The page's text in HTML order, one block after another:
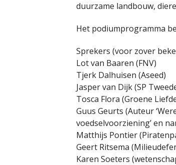
duurzame landbouw,
Het podiumprogramma
Sprekers (voor zover
Lot van Baaren (FNV)
Tjerk Dalhuisen (Aseed)
Jasper van Dijk (SP
Tosca Flora (Groene
Guus Geurts (Auteur
voedselvoorziening’ en
Matthijs Pontier
Geert Ritsema
Karen Soeters